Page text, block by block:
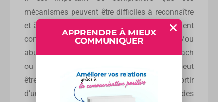
mécanismes peuvent être difficiles à reconnaître
et à comprendre, et peuvent être particulièrement
complexes dans les relations longues et/ou
abusives. Une aide extérieure, comme un coach
ou un thérapeute, selon le degré de toxicité, peut
être nécessaire afin d’aider une personne à sortir
d’une relation toxique puis à guérir des
APPRENDRE À MIEUX
COMMUNIQUER